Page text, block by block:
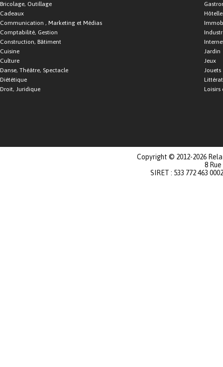
Bricolage, Outillage
Cadeaux
Communication , Marketing et Médias
Comptabilité, Gestion
Construction, Bâtiment
Cuisine
Culture
Danse, Théâtre, Spectacle
Diététique
Droit, Juridique
Jardin
Jeux
Jouets
Loisirs
Copyright © 2012-2026
8
SIRET : 533 772 463